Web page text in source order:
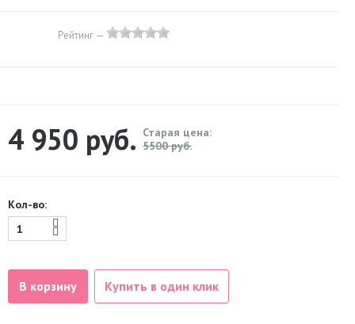
Рейтинг —
4 950 руб. Старая цена:
5500 руб.
Кол-во:
В корзину Купить в один клик